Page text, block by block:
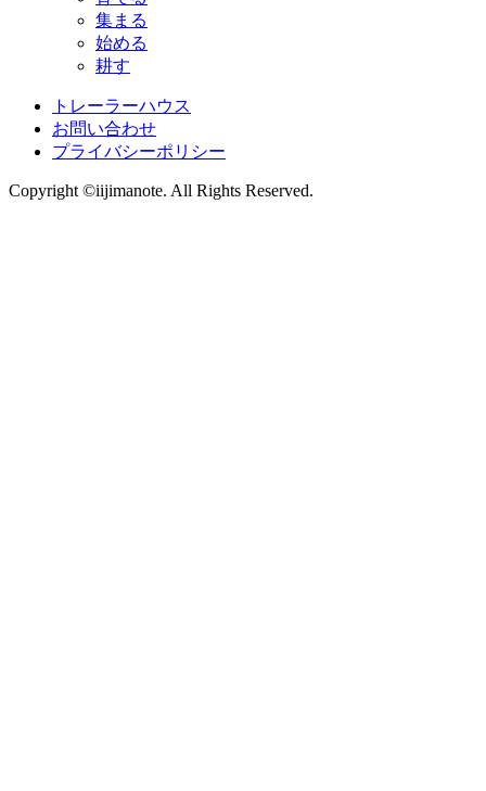
集まる
始める
耕す
トレーラーハウス
お問い合わせ
プライバシーポリシー
Copyright ©iijimanote. All Rights Reserved.